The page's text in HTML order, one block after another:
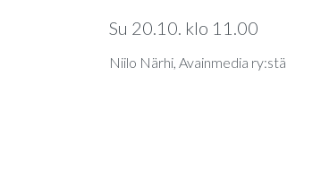
Su 20.10. klo 11.00
Niilo Närhi, Avainmedia ry:stä